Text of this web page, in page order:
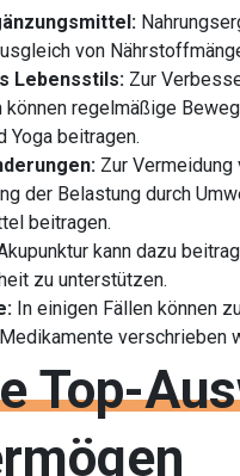
von
Lebensstils: Zur
regelmäßige
Yoga beitragen.
Zur
der Belastung durch
beitragen.
kann dazu
zu unterstützen.
In einigen Fällen können
verschrieben
Top-